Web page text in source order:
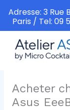
contenu
Acheter
Asus
Adresse: 3 Rue
Paris / Tel: 09